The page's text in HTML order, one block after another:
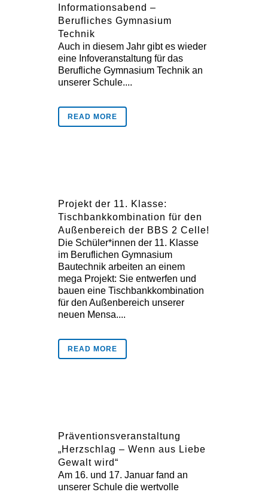
Informationsabend –
Berufliches Gymnasium
Technik
Auch in diesem Jahr gibt es wieder
eine Infoveranstaltung für das
Berufliche Gymnasium Technik an
unserer Schule....
READ MORE
Projekt der 11. Klasse:
Tischbankkombination für den
Außenbereich der BBS 2 Celle!
Die Schüler*innen der 11. Klasse
im Beruflichen Gymnasium
Bautechnik arbeiten an einem
mega Projekt: Sie entwerfen und
bauen eine Tischbankkombination
für den Außenbereich unserer
neuen Mensa....
READ MORE
Präventionsveranstaltung
„Herzschlag – Wenn aus Liebe
Gewalt wird“
Am 16. und 17. Januar fand an
unserer Schule die wertvolle